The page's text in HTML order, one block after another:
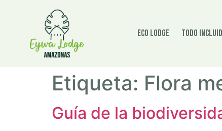
Eco Lodge Todo
Etiqueta: Flora
Guía de la